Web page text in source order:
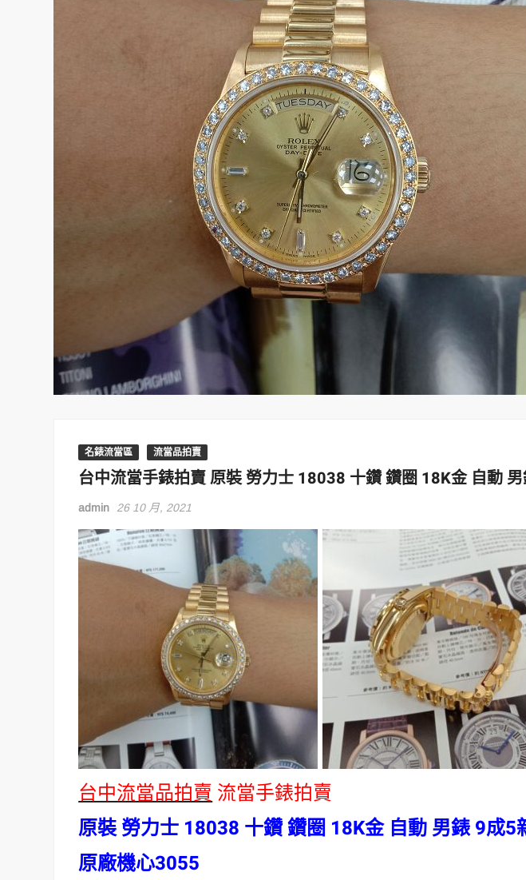
名錶流當區 流當品拍賣
台中流當手錶拍賣 原裝 勞力士 18038 十鑽 鑽圈 18K金 自動
admin 26 10 月, 2021
台中流當品拍賣流當手錶拍賣
原裝 勞力士 18038 十鑽 鑽圈 18K金 自動 男錶 9成5
原廠機心3055